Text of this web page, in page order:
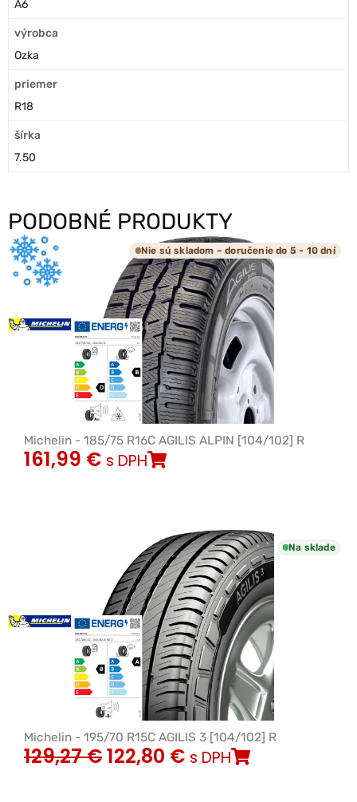
A6
výrobca
Ozka
priemer
R18
šírka
7.50
PODOBNÉ PRODUKTY
Nie sú skladom – doručenie do 5 - 10 dní
Michelin - 185/75 R16C AGILIS ALPIN [104/102] R
161,99 € s DPH
Na sklade
Michelin - 195/70 R15C AGILIS 3 [104/102] R
129,27€122,80 € s DPH